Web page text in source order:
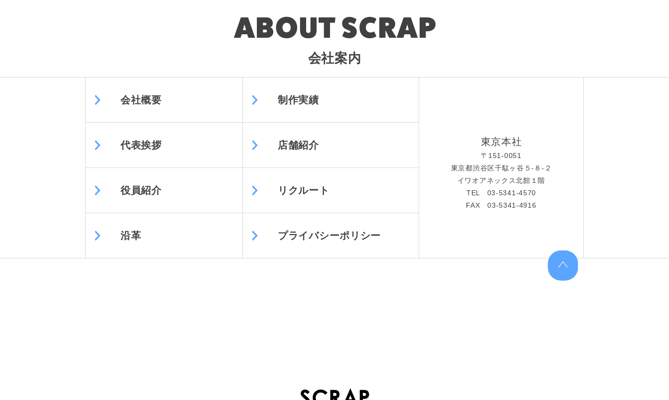
会社案内
会社概要 制作実績
代表挨拶 店舗紹介
役員紹介 リクルート
沿革 プライバシーポリシー
東京本社
〒151-0051
東京都渋谷区千駄ヶ谷５-８-２
イワオアネックス北館１階
TEL 03-5341-4570
FAX 03-5341-4916